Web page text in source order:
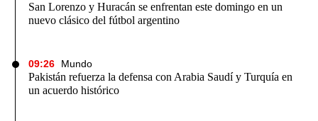
San Lorenzo y Huracán se enfrentan este domingo en un
nuevo clásico del fútbol argentino
09:26 Mundo
Pakistán refuerza la defensa con Arabia Saudí y Turquía en
un acuerdo histórico
Mundial 2026